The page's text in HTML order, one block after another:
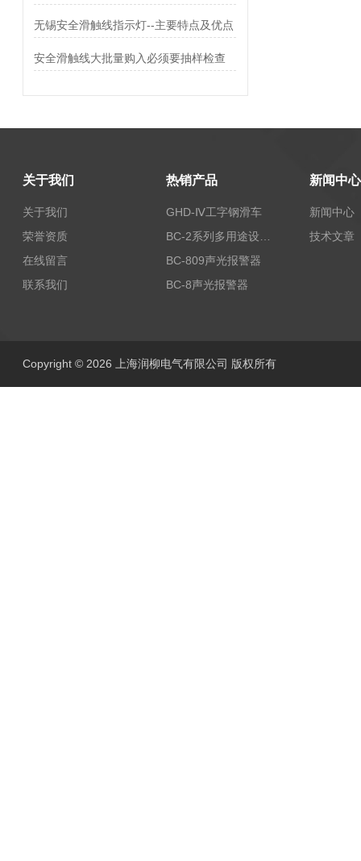
无锡安全滑触线指示灯--主要特点及优点
安全滑触线大批量购入必须要抽样检查
关于我们
关于我们
荣誉资质
在线留言
联系我们
热销产品
GHD-Ⅳ工字钢滑车
BC-809声光报警器
BC-8声光报警器
新闻中心
新闻中心
技术文章
Copyright © 2026 上海润柳电气有限公司 版权所有